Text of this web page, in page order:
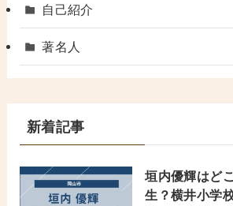
自己紹介
著名人
新着記事
垣内優輝はど
生？横井小学